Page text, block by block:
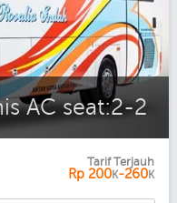
AC seat:2-2
Tarif Terjauh
Rp 200K-260K